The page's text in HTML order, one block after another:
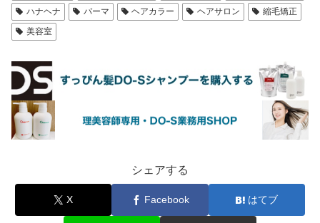
ハナヘナ
パーマ ヘアカラー ヘアサロン
縮毛矯正
美容室
シェアする
X Facebook はてブ